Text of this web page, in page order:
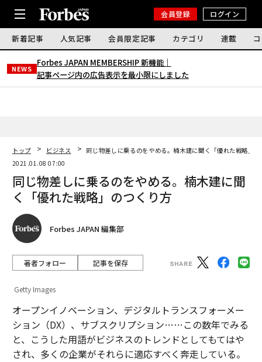
会員登録 ログイン
新着記事 人気記事 会員限定記事 カテゴリ 連載
NEWS
Forbes JAPAN MEMBERSHIP 新機能｜
記事ページ内の広告表示を最小限にしました
トップ ビジネス
同じ物差しに乗るのをやめる。楠木建に聞く「優れた戦略」
2021.01.08 07:00
同じ物差しに乗るのをやめる。楠木建に聞
く「優れた戦略」のつくり方
Forbes JAPAN 編集部
著者フォロー 記事を保存
Getty Images
オープンイノベーション、デジタルトランスフォーメー
ション（DX）、サブスクリプション……この数年でみる
と、こうした用語がビジネスのトレンドとしてもてはや
され、多くの企業がそれらに適応すべく奔走している。